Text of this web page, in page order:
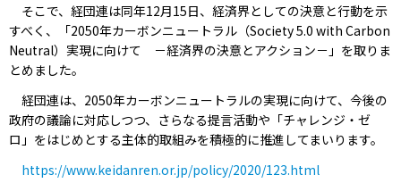
そこで、経団連は同年12月15日、経済界としての決意と行動を示
すべく、「2050年カーボンニュートラル（Society 5.0 with Carbon
Neutral）実現に向けて －経済界の決意とアクション－」を取りま
とめました。
経団連は、2050年カーボンニュートラルの実現に向けて、今後の
政府の議論に対応しつつ、さらなる提言活動や「チャレンジ・ゼ
ロ」をはじめとする主体的取組みを積極的に推進してまいります。
https://www.keidanren.or.jp/policy/2020/123.html